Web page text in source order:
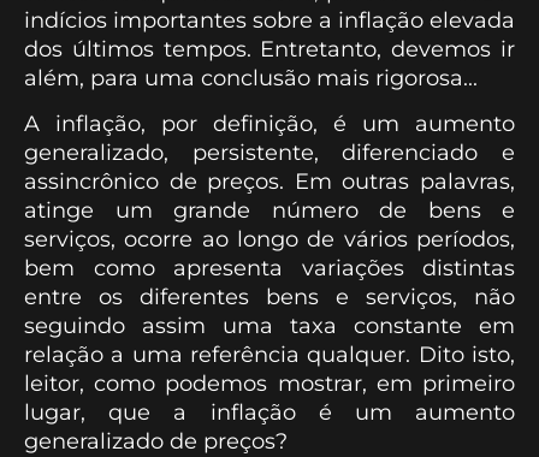
indícios importantes sobre a inflação elevada
dos últimos tempos. Entretanto, devemos ir
além, para uma conclusão mais rigorosa...
A inflação, por definição, é um aumento
generalizado, persistente, diferenciado e
assincrônico de preços. Em outras palavras,
atinge um grande número de bens e
serviços, ocorre ao longo de vários períodos,
bem como apresenta variações distintas
entre os diferentes bens e serviços, não
seguindo assim uma taxa constante em
relação a uma referência qualquer. Dito isto,
leitor, como podemos mostrar, em primeiro
lugar, que a inflação é um aumento
generalizado de preços?